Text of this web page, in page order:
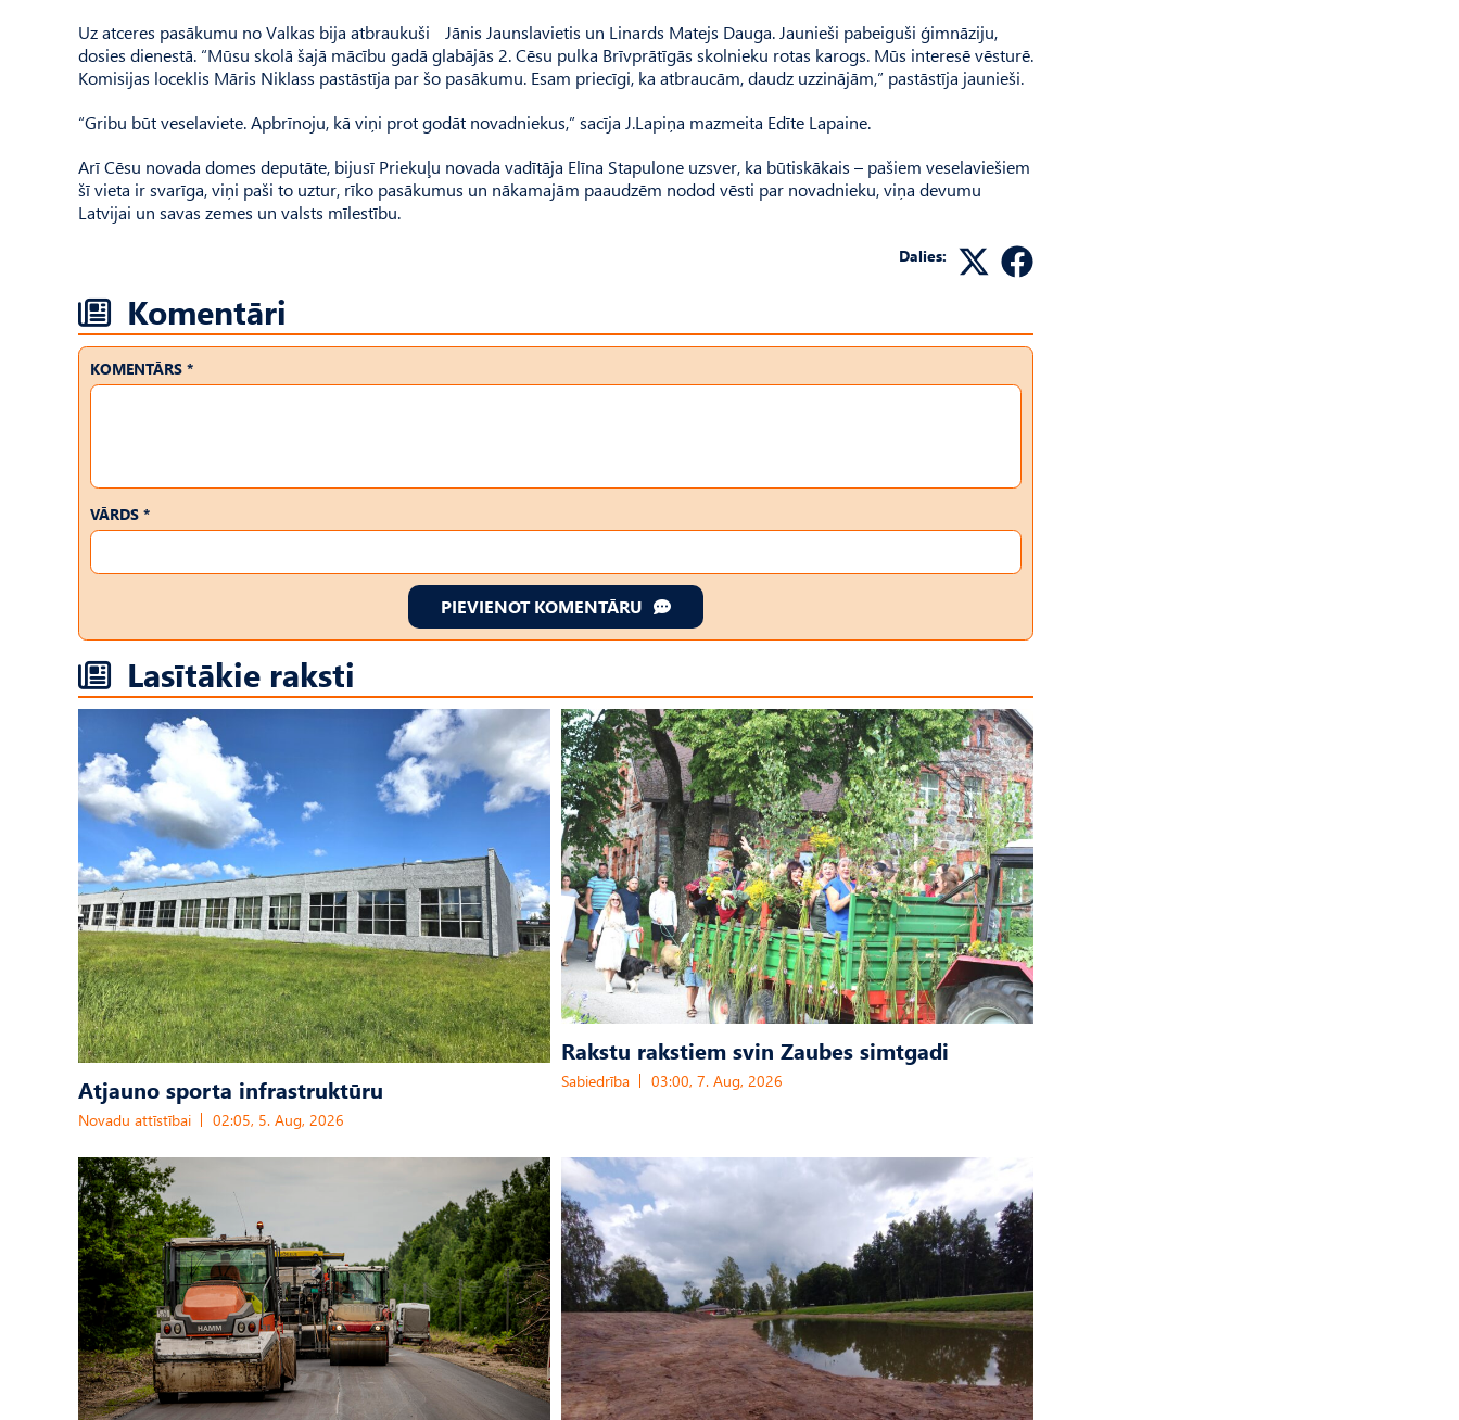
Uz atceres pasākumu no Valkas bija atbraukuši Jānis Jaunslavietis un Linards Matejs Dauga. Jaunieši pabeiguši ģimnāziju,
dosies dienestā. “Mūsu skolā šajā mācību gadā glabājās 2. Cēsu pulka Brīvprātīgās skolnieku rotas karogs. Mūs interesē vēsturē.
Komisijas loceklis Māris Niklass pastāstīja par šo pasākumu. Esam priecīgi, ka atbraucām, daudz uzzinājām,” pastāstīja jaunieši.
“Gribu būt veselaviete. Apbrīnoju, kā viņi prot godāt novadniekus,” sacīja J.Lapiņa mazmeita Edīte Lapaine.
Arī Cēsu novada domes deputāte, bijusī Priekuļu novada vadītāja Elīna Stapulone uzsver, ka būtiskākais – pašiem veselaviešiem
šī vieta ir svarīga, viņi paši to uztur, rīko pasākumus un nākamajām paaudzēm nodod vēsti par novadnieku, viņa devumu
Latvijai un savas zemes un valsts mīlestību.
Dalies:
Komentāri
KOMENTĀRS *
VĀRDS *
PIEVIENOT KOMENTĀRU
Lasītākie raksti
Atjauno sporta infrastruktūru
Novadu attīstībai 02:05, 5. Aug, 2026
Rakstu rakstiem svin Zaubes simtgadi
Sabiedrība 03:00, 7. Aug, 2026